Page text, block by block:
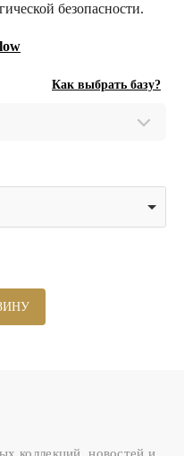
безопасности.
Как выбрать базу?